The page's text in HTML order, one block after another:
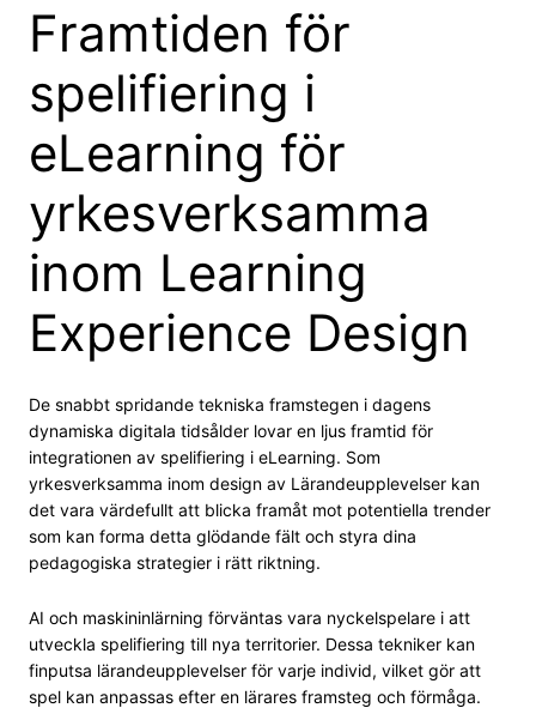
Framtiden för
spelifiering i
eLearning för
yrkesverksamma
inom Learning
Experience Design
De snabbt spridande tekniska framstegen i dagens
dynamiska digitala tidsålder lovar en ljus framtid för
integrationen av spelifiering i eLearning. Som
yrkesverksamma inom design av Lärandeupplevelser kan
det vara värdefullt att blicka framåt mot potentiella trender
som kan forma detta glödande fält och styra dina
pedagogiska strategier i rätt riktning.
AI och maskininlärning förväntas vara nyckelspelare i att
utveckla spelifiering till nya territorier. Dessa tekniker kan
finputsa lärandeupplevelser för varje individ, vilket gör att
spel kan anpassas efter en lärares framsteg och förmåga.